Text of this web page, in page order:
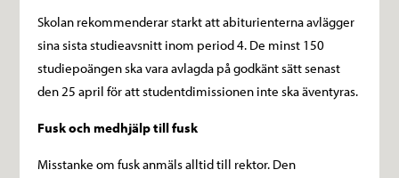
Skolan rekommenderar starkt att abiturienterna avlägger
sina sista studieavsnitt inom period 4. De minst 150
studiepoängen ska vara avlagda på godkänt sätt senast
den 25 april för att studentdimissionen inte ska äventyras.
Fusk och medhjälp till fusk
Misstanke om fusk anmäls alltid till rektor. Den